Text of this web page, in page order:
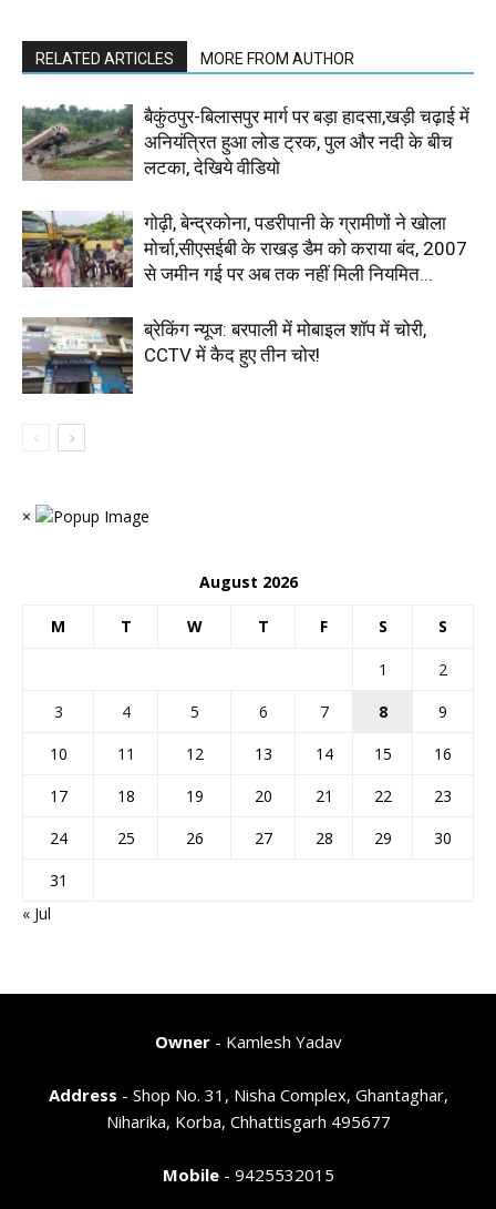
RELATED ARTICLES MORE FROM AUTHOR
बैकुंठपुर-बिलासपुर मार्ग पर बड़ा हादसा,खड़ी चढ़ाई में
अनियंत्रित हुआ लोड ट्रक, पुल और नदी के बीच
लटका, देखिये वीडियो
गोढ़ी, बेन्द्रकोना, पडरीपानी के ग्रामीणों ने खोला
मोर्चा,सीएसईबी के राखड़ डैम को कराया बंद, 2007
से जमीन गई पर अब तक नहीं मिली नियमित...
ब्रेकिंग न्यूज: बरपाली में मोबाइल शॉप में चोरी,
CCTV में कैद हुए तीन चोर!
×
August 2026
M T W T F S S
1
2
3
4 5 6 7 8
9
10
11 12 13 14 15
16
17
18 19 20 21 22
23
24
25 26 27 28 29
30
31
« Jul
Owner- Kamlesh Yadav
Address - Shop No. 31, Nisha Complex, Ghantaghar,
Niharika, Korba, Chhattisgarh 495677
Mobile- 9425532015